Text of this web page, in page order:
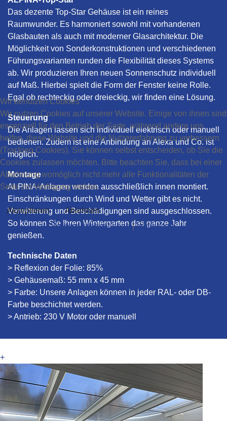
Das dezente Top-Star Gehäuse ist ein reines
Raumwunder. Es harmoniert sowohl mit vorhandenen
Glasbauten als auch mit moderner Glasarchitektur. Die
Möglichkeit von Sonderkonstruktionen und verschiedenen
Führungsvarianten runden die Flexibilität dieses Systems
ab. Wir produzieren Ihren neuen Sonnenschutz individuell
auf Maß. Hierbei spielt die Form der Fenster keine Rolle.
Egal ob rechteckig oder dreieckig, wir finden eine Lösung.
Steuerung
Die Anlagen lassen sich individuell elektrisch oder manuell
bedienen. Zudem ist eine Anbindung an Alexa und Co. ist
möglich.
Montage
ALPINA-Anlagen werden ausschließlich innen montiert.
Einschränkungen durch Wind und Wetter gibt es nicht.
Verwitterung und Beschädigungen sind ausgeschlossen.
So können Sie Ihren Wintergarten das ganze Jahr
genießen.
Technische Daten
> Reflexion der Folie: 85%
> Gehäusemaß: 55 mm x 45 mm
> Farbe: Unsere Anlagen können in jeder RAL- oder DB-
Farbe beschichtet werden.
> Antrieb: 230 V Motor oder manuell
+
Wir benutzen Cookies
Wir nutzen Cookies auf unserer Website. Einige von ihnen sind
essenziell für den Betrieb der Seite, während andere uns
helfen, diese Website und die Nutzererfahrung zu verbessern
(Tracking Cookies). Sie können selbst entscheiden, ob Sie die
Cookies zulassen möchten. Bitte beachten Sie, dass bei einer
Ablehnung womöglich nicht mehr alle Funktionalitäten der
Seite zur Verfügung stehen.
Akzeptieren
Ablehnen
Weitere Informationen |Impressum